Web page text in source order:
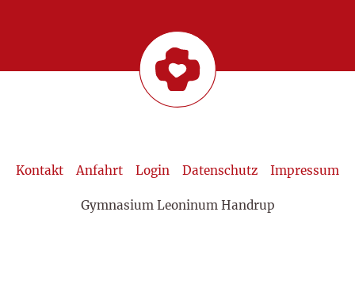
Kontakt Anfahrt Login Datenschutz Impressum
Gymnasium Leoninum Handrup